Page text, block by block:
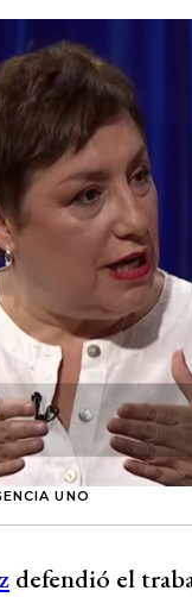
UNO
defendió el